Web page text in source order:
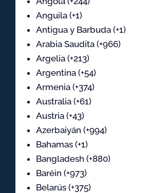
Anguila (+1)
Antigua y Barbuda (+1)
Arabia Saudita (+966)
Argelia (+213)
Argentina (+54)
Armenia (+374)
Australia (+61)
Austria (+43)
Azerbaiyán (+994)
Bahamas (+1)
Bangladesh (+880)
Baréin (+973)
Belarús (+375)